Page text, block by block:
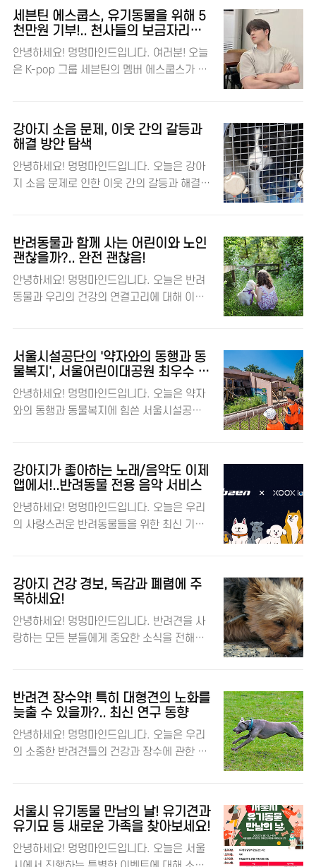
입양 경험담 공유, 화성 번식장 구조견 입양파
티, 반려동물 관련 다채로운 체험 프로그램들
이 마련되어 있어요. 입양 가족들과 자원봉사
자들이 함께하는 온기 나눔 토크, 축하공연,
카드섹션 세레머니 등이 진행될 예정이에요.
년 12월 13일부터 2024년 1월 4일까지 서
울시청 본관 8층 하늘광장 갤러리에서 열린답
니다. 🐕💕 댕댕이와 반려동물을 사랑하는 멍
멍마인드! 서울특별시 보도자료 🎨 전시회 소
개, '강아지 이야기' 이번 전시회는 '개그림'
억하며 강아지 그림을 그리기 시작했다고 해
요. 서울대학교 서양화과를 졸업하고 애니메
이션 연출을 공부한 정유경 작가님의 작품들
은 강아지와의 일상을 따뜻하게 담아내고 있
세븐틴 에스쿱스, 유기동물을 위해 5
천만원 기부!.. 천사들의 보금자리는
어디?
안녕하세요! 멍멍마인드입니다. 여러분! 오늘
은 K-pop 그룹 세븐틴의 멤버 에스쿱스가 유
마음과 기부 활동에 대해 알아보았는데요, 각
각의 기사에서 나온 내용을 바탕으로 에스쿱
스의 선행을 살펴보겠습니다. 🎭 자세한 내용
은 기사 본문을 확인해 주세요! 댕댕이와 반려
동물을 사랑하는 멍멍마인드! 세븐틴 에스쿱
위한 5천만 원 기부 먼저 매일경제 기사에 따
르면, 에스쿱스는 유기동물 보호소인 '천사들
의 보금자리'에 5천만 원을 기부했다고 해요.
이 보호소는 유기견과 유기묘를 보호하며, 안
강아지 소음 문제, 이웃 간의 갈등과
해결 방안 탐색
안녕하세요! 멍멍마인드입니다. 오늘은 강아
지 소음 문제로 인한 이웃 간의 갈등과 해결
지고 있는지 살펴보았는데요, 각각의 기사에
서 나온 내용을 바탕으로 강아지 소음 문제와
그에 대한 다양한 시각을 자세히 살펴보겠습
니다. 🎭 자세한 내용은 기사 본문을 확인해
주세요! 댕댕이와 반려동물을 사랑하는 멍멍
사에 따르면, 강아지 소음에 항의한 이웃에게
폭력을 행사한 20대 남성이 징역 1년의 실형
을 선고받았습니다. 이 사건은 강아지 소음 문
제가 얼마나 심각한 갈등을 야기할 수 있는지
반려동물과 함께 사는 어린이와 노인
괜찮을까?.. 완전 괜찮음!
안녕하세요! 멍멍마인드입니다. 오늘은 반려
동물과 우리의 건강의 연결고리에 대해 이야
건강에 어떤 긍정적인 영향을 미치는지 알아
보았는데요, 각각의 기사에서 나온 내용을 바
탕으로 이 흥미로운 주제를 살펴보겠습니다.
🎭 자세한 내용은 기사 본문을 확인해 주세
요! 댕댕이와 반려동물을 사랑하는 멍멍마인
에 따르면, 반려동물과의 교감이 우리의 정신
건강에 긍정적인 영향을 미친다고 합니다. 스
트레스 호르몬 감소와 기분 좋은 신경전달물
질의 증가, 우울증과 강박증 완화 등이 그 예
서울시설공단의 '약자와의 동행과 동
물복지', 서울어린이대공원 최우수 장
관상 수상
안녕하세요! 멍멍마인드입니다. 오늘은 약자
와의 동행과 동물복지에 힘쓴 서울시설공단
한 소식입니다!🏅 이번 수상은 단순한 상이 아
니라, 동물복지와 생물 다양성 보전에 대한 서
울시설공단의 노력을 인정받은 결과랍니다.
자세한 내용을 함께 살펴볼까요? 🧐 댕댕이
와 반려동물을 사랑하는 멍멍마인드! 서울특
눈부신 성과 🌿 서울어린이대공원은 국내 14
개 동물원과 수족관을 대상으로 한 평가에서
최우수 기관으로 선정되었어요. 이 평가는 생
물 다양성 보전 전문기관으로서의 활동을 기
강아지가 좋아하는 노래/음악도 이제
앱에서!..반려동물 전용 음악 서비스
안녕하세요! 멍멍마인드입니다. 오늘은 우리
의 사랑스러운 반려동물들을 위한 최신 기술
되었는데요, 특히 반려동물 전용 음악 서비스
에 대한 세 가지 기사를 통해 이 서비스에 대
해 알아보았습니다. 🎶 각각의 기사에서 나온
내용을 대략적으로 살펴보겠습니다. 자세한
내용은 각 기사의 본문을 확인해 주세요! 댕댕
과 XOOX LAB의 협력으로 탄생한 펫 맞춤형
음악 서비스 먼저, 데이터넷 기사에 따르면,
비투엔과 XOOX LAB이 협력하여 CCTV와 스
피커를 통한 펫 맞춤형 음악 추천 AI 기술을
강아지 건강 경보, 독감과 폐렴에 주
목하세요!
안녕하세요! 멍멍마인드입니다. 반려견을 사
랑하는 모든 분들에게 중요한 소식을 전해드
다른 기사를 통해 강아지 건강에 대한 경각심
을 높이고자 합니다. 🎭 자세한 내용은 각 기
사 본문을 확인해 주세요! 댕댕이와 반려동물
을 사랑하는 멍멍마인드! 우리 동네 동물병원
찾아보기 🌡️ 미국에서 확산 중인 신종 강아지
확산되고 있습니다. 특히 콜로라도에서는 강
아지 폐렴 사례가 지난해 같은 기간에 비해
50% 증가했다고 해요. 이 질병은 일반적인
호흡기 질환보다 더 심각한 상태로 이어질 수
반려견 장수약! 특히 대형견의 노화를
늦출 수 있을까?.. 최신 연구 동향
안녕하세요! 멍멍마인드입니다. 오늘은 우리
의 소중한 반려견들의 건강과 장수에 관한 흥
통해 최신 동향을 알아보았는데요, 각각의 기
사에서 나온 내용을 바탕으로 반려견의 노화
방지에 대해 자세히 살펴보겠습니다. 🎭 자세
한 내용은 기사 본문을 확인해 주세요! 댕댕이
서울시 유기동물 만남의 날! 유기견과
유기묘 등 새로운 가족을 찾아보세요!
안녕하세요! 멍멍마인드입니다. 오늘은 서울